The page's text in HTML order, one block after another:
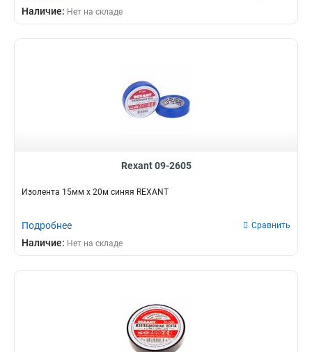
Наличие: Нет на складе
Rexant 09-2605
Изолента 15мм х 20м синяя REXANT
Подробнее Сравнить
Наличие: Нет на складе